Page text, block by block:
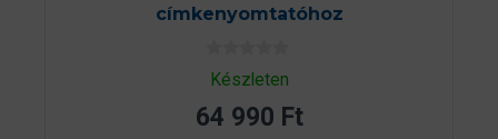
címkenyomtatóhoz
0
a
5
Készleten
64 990 Ft